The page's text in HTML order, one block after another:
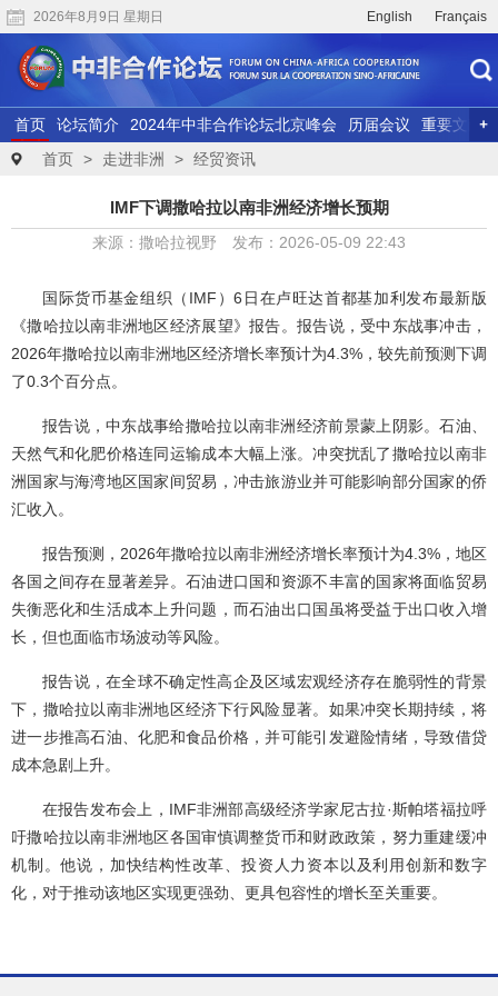
2026年8月9日 星期日 English Français
首页 论坛简介 2024年中非合作论坛北京峰会 历届会议
重要文献
联合研究
精彩视频
首页 > 走进非洲 > 经贸资讯
IMF下调撒哈拉以南非洲经济增长预期
来源：撒哈拉视野 发布：2026-05-09 22:43
国际货币基金组织（IMF）6日在卢旺达首都基加利发布最新版
《撒哈拉以南非洲地区经济展望》报告。报告说，受中东战事冲击，
2026年撒哈拉以南非洲地区经济增长率预计为4.3%，较先前预测下调
了0.3个百分点。
报告说，中东战事给撒哈拉以南非洲经济前景蒙上阴影。石油、
天然气和化肥价格连同运输成本大幅上涨。冲突扰乱了撒哈拉以南非
洲国家与海湾地区国家间贸易，冲击旅游业并可能影响部分国家的侨
汇收入。
报告预测，2026年撒哈拉以南非洲经济增长率预计为4.3%，地区
各国之间存在显著差异。石油进口国和资源不丰富的国家将面临贸易
失衡恶化和生活成本上升问题，而石油出口国虽将受益于出口收入增
长，但也面临市场波动等风险。
报告说，在全球不确定性高企及区域宏观经济存在脆弱性的背景
下，撒哈拉以南非洲地区经济下行风险显著。如果冲突长期持续，将
进一步推高石油、化肥和食品价格，并可能引发避险情绪，导致借贷
成本急剧上升。
在报告发布会上，IMF非洲部高级经济学家尼古拉·斯帕塔福拉呼
吁撒哈拉以南非洲地区各国审慎调整货币和财政政策，努力重建缓冲
机制。他说，加快结构性改革、投资人力资本以及利用创新和数字
化，对于推动该地区实现更强劲、更具包容性的增长至关重要。